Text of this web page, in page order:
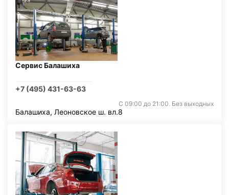
Сервис Балашиха
+7 (495) 431-63-63
С 09:00 до 21:00. Без выходных
Балашиха, Леоновское ш. вл.8